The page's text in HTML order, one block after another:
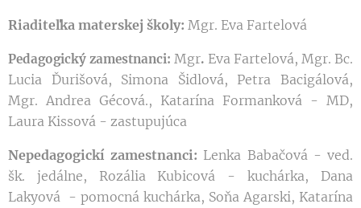
Riaditeľka materskej školy: Mgr. Eva Fartelová
Pedagogický zamestnanci: Mgr. Eva Fartelová, Mgr. Bc.
Lucia Ďurišová, Simona Šidlová, Petra Bacigálová,
Mgr. Andrea Gécová., Katarína Formanková - MD,
Laura Kissová - zastupujúca
Nepedagogickí zamestnanci: Lenka Babačová - ved.
šk. jedálne, Rozália Kubicová - kuchárka, Dana
Lakyová - pomocná kuchárka, Soňa Agarski, Katarína